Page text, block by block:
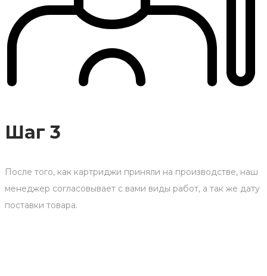
Шаг 3
После того, как картриджи приняли на производстве, наш
менеджер согласовывает с вами виды работ, а так же дату
поставки товара.